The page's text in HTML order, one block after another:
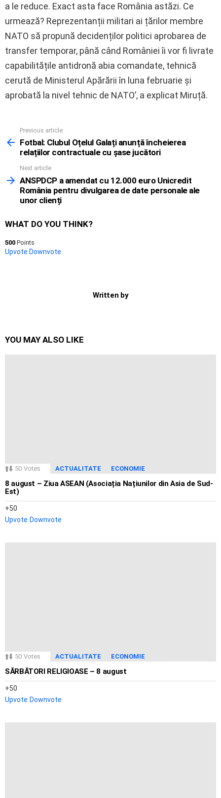
a le reduce. Exact asta face România astăzi. Ce
urmează? Reprezentanții militari ai țărilor membre
NATO să propună decidenților politici aprobarea de
transfer temporar, până când României îi vor fi livrate
capabilitățile antidronă abia comandate, tehnică
cerută de Ministerul Apărării în luna februarie și
aprobată la nivel tehnic de NATO’, a explicat Miruță.
more
Previous article
Fotbal: Clubul Oțelul Galați anunță încheierea
relațiilor contractuale cu șase jucători
Next article
ANSPDCP a amendat cu 12.000 euro Unicredit
România pentru divulgarea de date personale ale
unor clienți
WHAT DO YOU THINK?
500 Points
Upvote Downvote
Written by
YOU MAY ALSO LIKE
50 Votes ACTUALITATE ECONOMIE
8 august – Ziua ASEAN (Asociația Națiunilor din Asia de Sud-
Est)
50
Upvote Downvote
50 Votes ACTUALITATE ECONOMIE
SĂRBĂTORI RELIGIOASE – 8 august
50
Upvote Downvote